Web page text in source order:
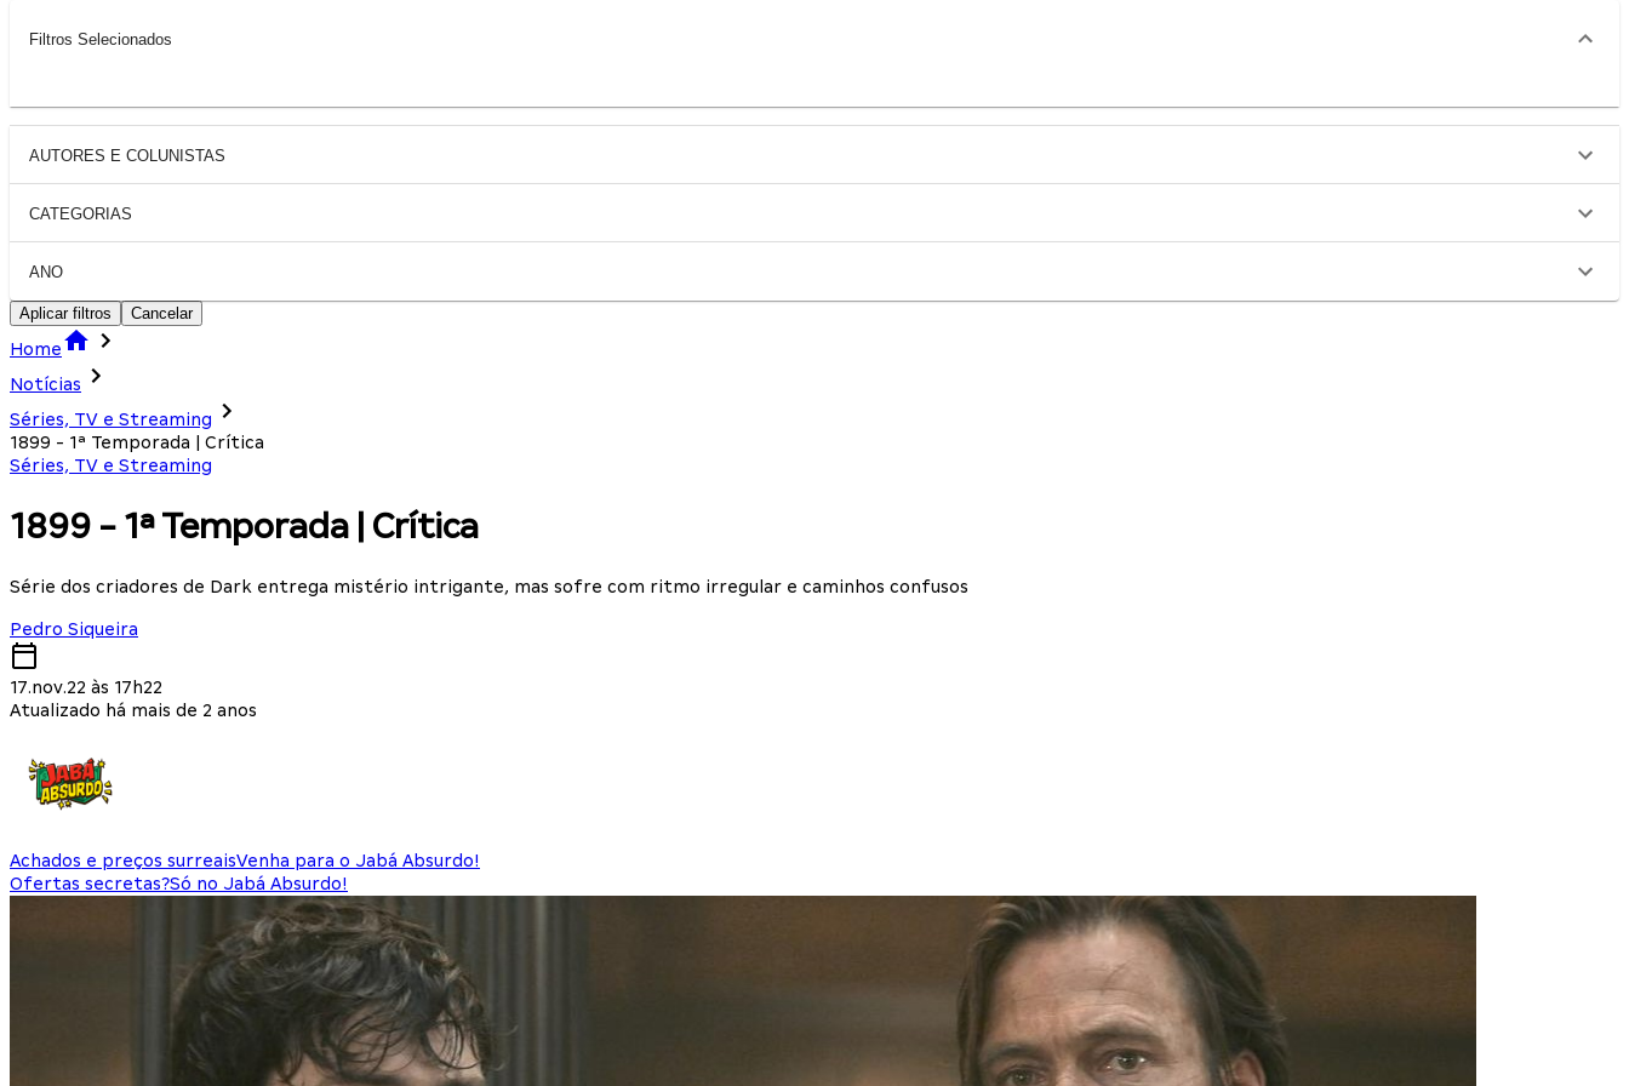
Filtros Selecionados
AUTORES E COLUNISTAS
CATEGORIAS
ANO
Aplicar filtros Cancelar
Home
Notícias
Séries, TV e Streaming
1899 - 1ª Temporada | Crítica
Séries, TV e Streaming
1899 - 1ª Temporada | Crítica
Série dos criadores de Dark entrega mistério intrigante, mas sofre com ritmo irregular e caminhos confusos
Pedro Siqueira
17.nov.22 às 17h22
Atualizado há mais de 2 anos
Achados e preços surreaisVenha para o Jabá Absurdo!
Ofertas secretas?Só no Jabá Absurdo!